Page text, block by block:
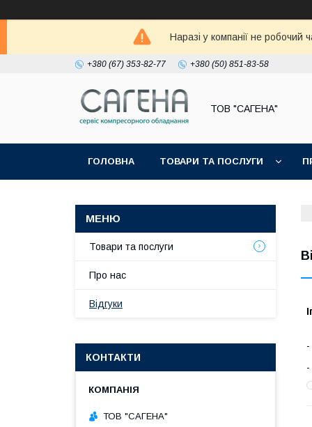
Наразі у компанії не
+380 (67) 353-82-77 +380 (50) 851-83-58
ТОВ "САГЕНА"
ГОЛОВНА ТОВАРИ ТА ПОСЛУГИ
Товари та послуги
Про нас
Відгуки
КОНТАКТИ
ТОВ "САГЕНА"